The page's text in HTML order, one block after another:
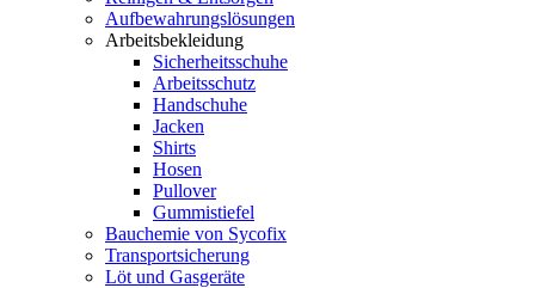
Aufbewahrungslösungen
Arbeitsbekleidung
Sicherheitsschuhe
Arbeitsschutz
Handschuhe
Jacken
Shirts
Hosen
Pullover
Gummistiefel
Bauchemie von Sycofix
Transportsicherung
Löt und Gasgeräte